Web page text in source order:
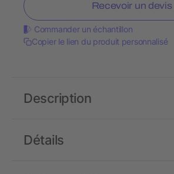
Recevoir un devis
Commander un échantillon
Copier le lien du produit personnalisé
Détails
Description